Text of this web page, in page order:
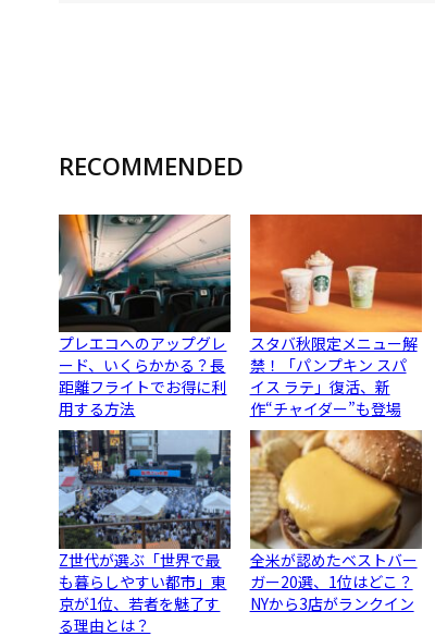
RECOMMENDED
プレエコへのアップグレ
ード、いくらかかる？長
距離フライトでお得に利
用する方法
スタバ秋限定メニュー解
禁！「パンプキン スパ
イス ラテ」復活、新
作“チャイダー”も登場
Z世代が選ぶ「世界で最
も暮らしやすい都市」東
京が1位、若者を魅了す
る理由とは？
全米が認めたベストバー
ガー20選、1位はどこ？
NYから3店がランクイン